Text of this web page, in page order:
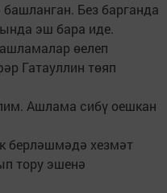
Без барганда
эш бара иде.
өелеп
Гатауллин төяп
Ашлама сибү оешкан
берләшмәдә хезмәт
тору эшенә